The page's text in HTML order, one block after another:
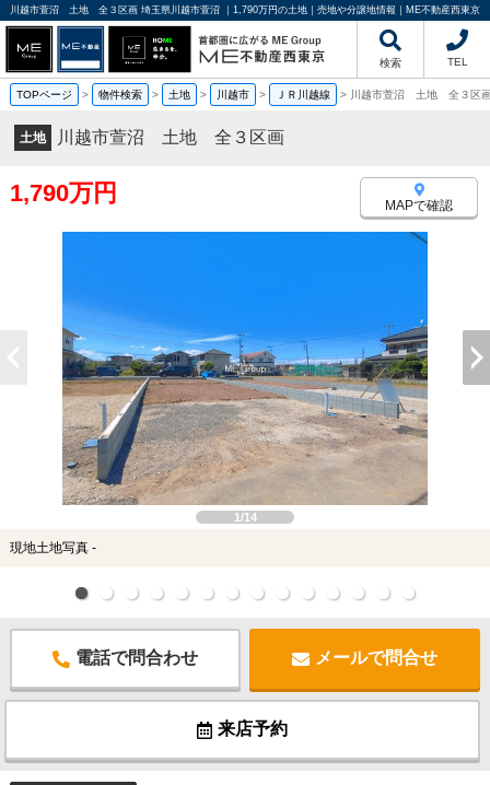
川越市萱沼 土地 全３区画 埼玉県川越市萱沼 ｜1,790万円の土地｜売地や分譲地情報｜ME不動産西東京
検索 TEL
TOPページ > 物件検索 > 土地 > 川越市 > ＪＲ川越線 > 川越市萱沼 土地 全３区
土地 川越市萱沼 土地 全３区画
1,790万円 MAPで確認
1/14
現地土地写真 -
電話で問合わせ メールで問合せ
来店予約